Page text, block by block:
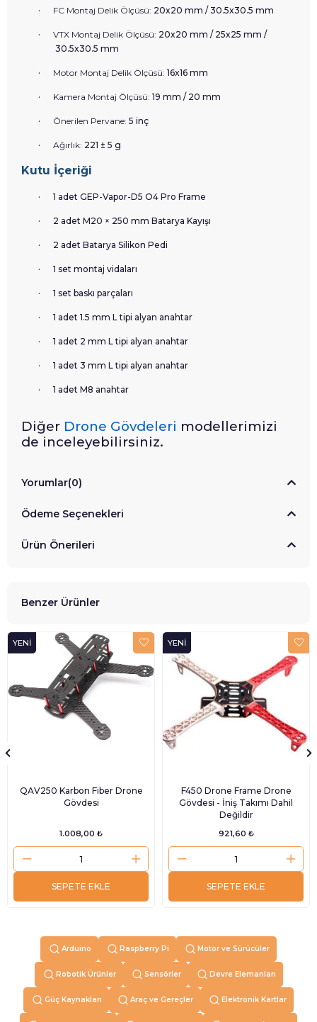
· FC Montaj Delik Ölçüsü: 20x20 mm / 30.5x30.5 mm
· VTX Montaj Delik Ölçüsü: 20x20 mm / 25x25 mm /
30.5x30.5 mm
· Motor Montaj Delik Ölçüsü: 16x16 mm
· Kamera Montaj Ölçüsü: 19 mm / 20 mm
· Önerilen Pervane: 5 inç
· Ağırlık: 221 ± 5 g
Kutu İçeriği
· 1 adet GEP-Vapor-D5 O4 Pro Frame
· 2 adet M20 × 250 mm Batarya Kayışı
· 2 adet Batarya Silikon Pedi
· 1 set montaj vidaları
· 1 set baskı parçaları
· 1 adet 1.5 mm L tipi alyan anahtar
· 1 adet 2 mm L tipi alyan anahtar
· 1 adet 3 mm L tipi alyan anahtar
· 1 adet M8 anahtar
Diğer Drone Gövdeleri modellerimizi
de inceleyebilirsiniz.
Yorumlar(0)
Ödeme Seçenekleri
Ürün Önerileri
Benzer Ürünler
QAV250 Karbon Fiber Drone
Gövdesi
1.008,00 ₺
SEPETE EKLE
YENI
F450 Drone Frame Drone
Gövdesi - İniş Takımı Dahil
Değildir
921,60 ₺
SEPETE EKLE
YENI
ÜRÜN
Arduino Raspberry Pi Motor ve Sürücüler
Robotik Ürünler Sensörler Devre Elemanları
Güç Kaynakları Araç ve Gereçler Elektronik Kartlar